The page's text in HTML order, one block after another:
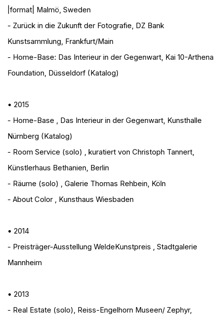
|format| Malmö, Sweden
- Zurück in die Zukunft der Fotografie, DZ Bank
Kunstsammlung, Frankfurt/Main
- Home-Base: Das Interieur in der Gegenwart, Kai 10-Arthena
Foundation, Düsseldorf (Katalog)
• 2015
- Home-Base , Das Interieur in der Gegenwart, Kunsthalle
Nürnberg (Katalog)
- Room Service (solo) , kuratiert von Christoph Tannert,
Künstlerhaus Bethanien, Berlin
- Räume (solo) , Galerie Thomas Rehbein, Köln
- About Color , Kunsthaus Wiesbaden
• 2014
- Preisträger-Ausstellung WeldeKunstpreis , Stadtgalerie
Mannheim
• 2013
- Real Estate (solo), Reiss-Engelhorn Museen/ Zephyr,